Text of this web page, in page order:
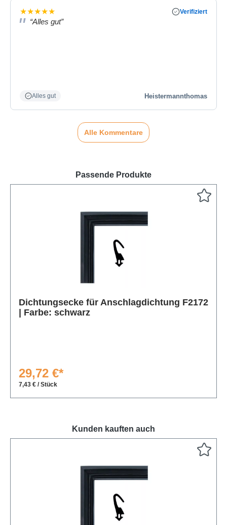
★★★★★ Verifiziert
“Alles gut”
Alles gut Heistermannthomas
Alle Kommentare
Passende Produkte
Dichtungsecke für Anschlagdichtung F2172
| Farbe: schwarz
29,72 €*
7,43 € / Stück
Kunden kauften auch